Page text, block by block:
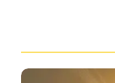
Afbeelding